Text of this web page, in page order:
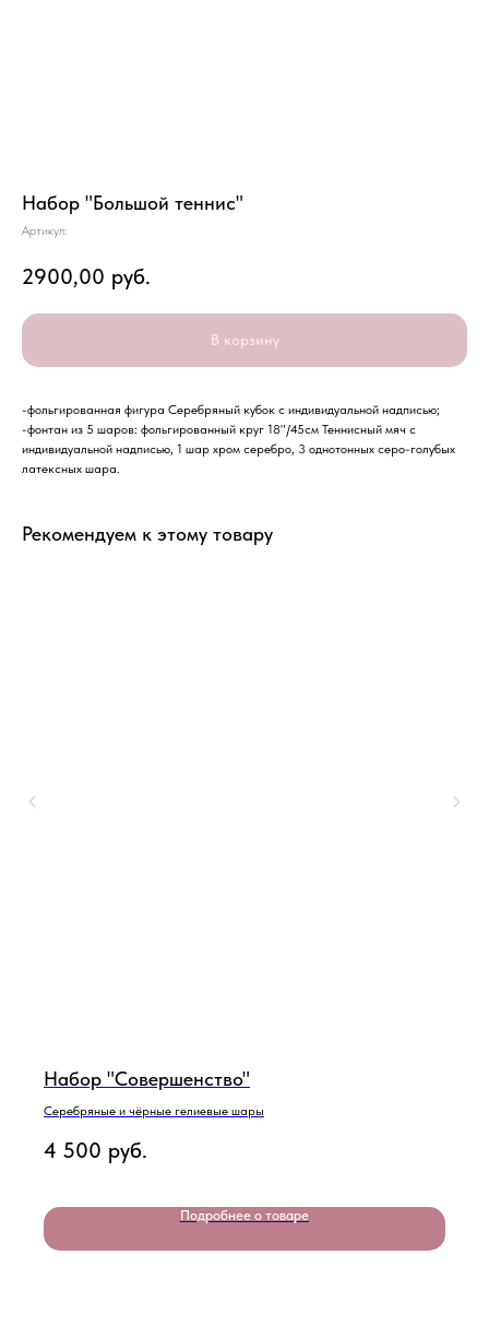
Набор "Большой теннис"
Артикул:
2900,00 руб.
В корзину
-фольгированная фигура Серебряный кубок с индивидуальной надписью;
-фонтан из 5 шаров: фольгированный круг 18"/45см Теннисный мяч с
индивидуальной надписью, 1 шар хром серебро, 3 однотонных серо-голубых
латексных шара.
Рекомендуем к этому товару
Набор "Совершенство"
Серебряные и чёрные гелиевые шары
4 500 руб.
Подробнее о товаре